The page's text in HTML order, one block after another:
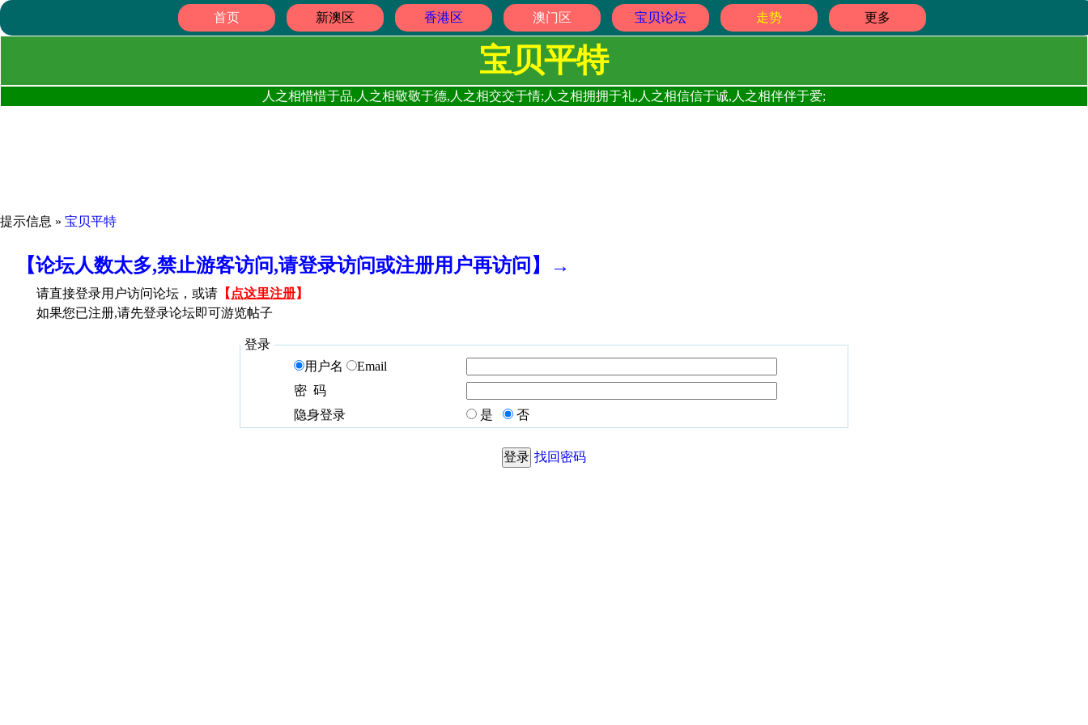
首页 新澳区 香港区 澳门区 宝贝论坛 走势 更多
宝贝平特
人之相惜惜于品,人之相敬敬于德,人之相交交于情;人之相拥拥于礼,人之相信信于诚,人之相伴伴于爱;
提示信息 » 宝贝平特
【论坛人数太多,禁止游客访问,请登录访问或注册用户再访问】→
请直接登录用户访问论坛，或请 【 点这里注册】
如果您已注册,请先登录论坛即可游览帖子
登录
用户名
Email
密 码
隐身登录
是 否
找回密码